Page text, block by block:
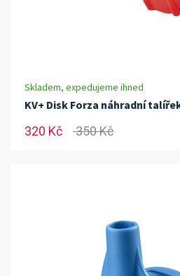
Skladem, expedujeme ihned
KV+ Disk Forza náhradní
320 Kč 350 Kč